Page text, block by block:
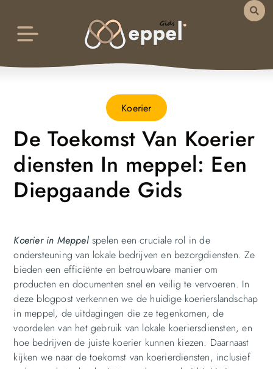
Koerier
De Toekomst Van Koerier
diensten In meppel: Een
Diepgaande Gids
Koerierin Meppelspelen een cruciale rol in de
ondersteuning van lokale bedrijven en bezorgdiensten. Ze
bieden een efficiënte en betrouwbare manier om
producten en documenten snel en veilig te vervoeren. In
deze blogpost verkennen we de huidige koerierslandschap
in meppel, de uitdagingen die ze tegenkomen, de
voordelen van het gebruik van lokale koeriersdiensten, en
hoe bedrijven de juiste koerier kunnen kiezen. Daarnaast
kijken we naar de toekomst van koerierdiensten, inclusief